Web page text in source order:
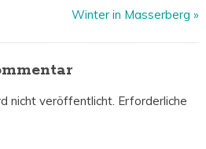
Winter in Masserberg »
nicht veröffentlicht. Erforderliche